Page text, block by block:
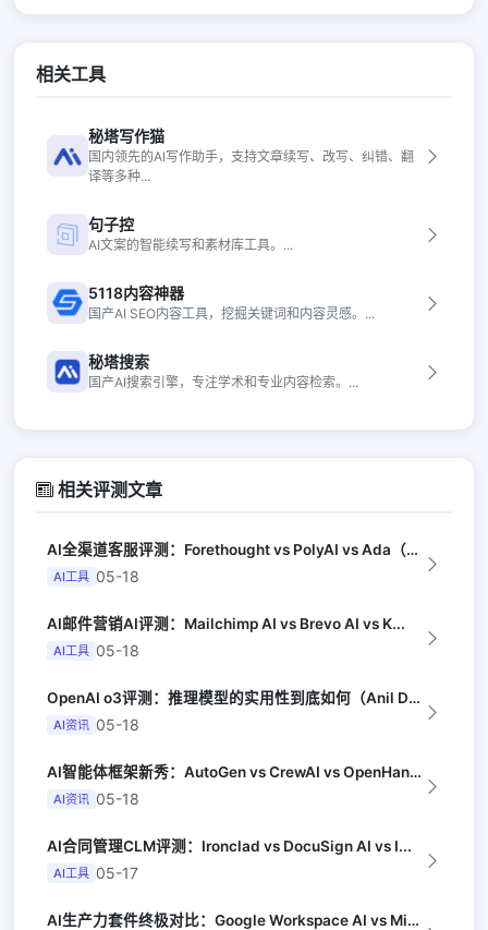
相关工具
秘塔写作猫
国内领先的AI写作助手，支持文章续写、改写、纠错、翻
译等多种...
句子控
AI文案的智能续写和素材库工具。...
5118内容神器
国产AI SEO内容工具，挖掘关键词和内容灵感。...
秘塔搜索
国产AI搜索引擎，专注学术和专业内容检索。...
相关评测文章
AI全渠道客服评测：Forethought vs PolyAI vs Ada（G...
AI工具 05-18
AI邮件营销AI评测：Mailchimp AI vs Brevo AI vs K...
AI工具 05-18
OpenAI o3评测：推理模型的实用性到底如何（Anil Dash）
AI资讯 05-18
AI智能体框架新秀：AutoGen vs CrewAI vs OpenHands...
AI资讯 05-18
AI合同管理CLM评测：Ironclad vs DocuSign AI vs I...
AI工具 05-17
AI生产力套件终极对比：Google Workspace AI vs Micro...